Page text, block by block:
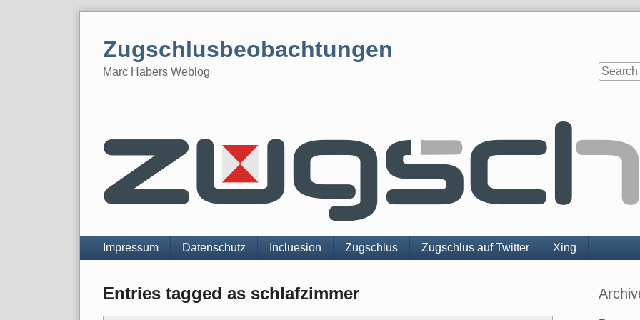
Zugschlusbeobachtungen
Marc Habers Weblog
Navigation
Impressum Datenschutz Incluesion Zugschlus Zugschlus auf Twitter Xing
Entries tagged as schlafzimmer Sidebar